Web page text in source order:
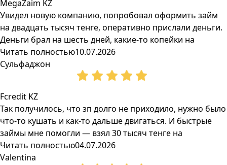
MegaZaim KZ
Увидел новую компанию, попробовал оформить займ
на двадцать тысяч тенге, оперативно прислали деньги.
Деньги брал на шесть дней, какие-то копейки на
Читать полностью10.07.2026
Сульфаджон
Fcredit KZ
Так получилось, что зп долго не приходило, нужно было
что-то кушать и как-то дальше двигаться. И быстрые
займы мне помогли — взял 30 тысяч тенге на
Читать полностью04.07.2026
Valentina